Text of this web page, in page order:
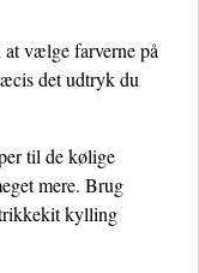
vælge farverne på
det udtryk du
til de kølige
mere. Brug
kylling